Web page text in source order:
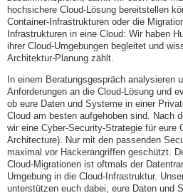
hochsichere Cloud-Lösung bereitstellen
Container-Infrastrukturen oder die
Infrastrukturen in eine Cloud: Wir haben
ihrer Cloud-Umgebungen begleitet und
Architektur-Planung zählt.
In einem Beratungsgespräch analysieren
Anforderungen an die Cloud-Lösung und
ob eure Daten und Systeme in einer
Cloud am besten aufgehoben sind. Nach
wir eine Cyber-Security-Strategie für eure
Architecture). Nur mit den passenden
maximal vor Hackerangriffen geschützt.
Cloud-Migrationen ist oftmals der
Umgebung in die Cloud-Infrastruktur.
unterstützen euch dabei, eure Daten und